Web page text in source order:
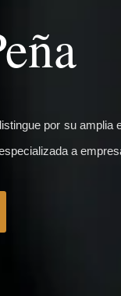
por su amplia
a